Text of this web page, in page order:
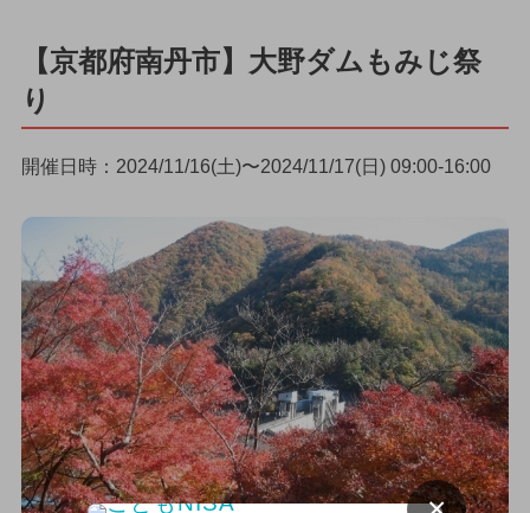
【京都府南丹市】大野ダムもみじ祭
り
開催日時：2024/11/16(土)〜2024/11/17(日) 09:00-16:00